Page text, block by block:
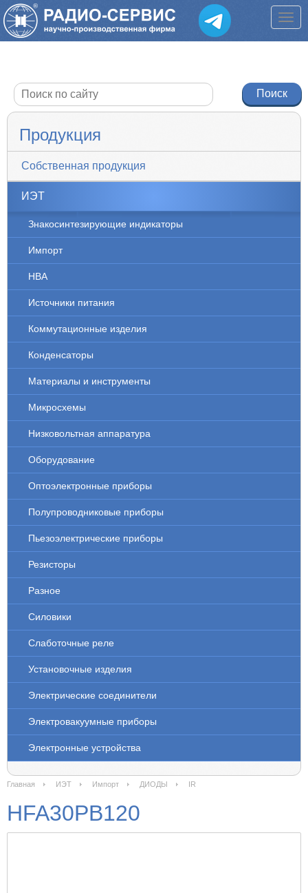
Продукция
Собственная продукция
ИЭТ
Знакосинтезирующие индикаторы
Импорт
НВА
Источники питания
Коммутационные изделия
Конденсаторы
Материалы и инструменты
Микросхемы
Низковольтная аппаратура
Оборудование
Оптоэлектронные приборы
Полупроводниковые приборы
Пьезоэлектрические приборы
Резисторы
Разное
Силовики
Слаботочные реле
Установочные изделия
Электрические соединители
Электровакуумные приборы
Электронные устройства
Главная ИЭТ Импорт ДИОДЫ IR
HFA30PB120